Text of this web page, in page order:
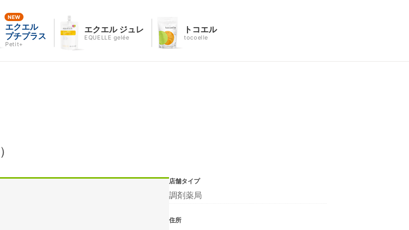
エクエル
プチプラス
Petit+
エクエル ジュレ
EQUELLE gelée
トコエル
tocoelle
店舗タイプ
調剤薬局
住所